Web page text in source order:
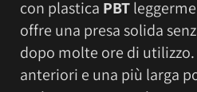
con plastica PBT
offre una presa solida
dopo molte ore di utilizzo.
anteriori e una più larga